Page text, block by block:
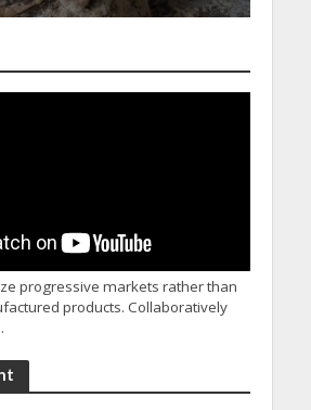
progressive markets rather than
products. Collaboratively